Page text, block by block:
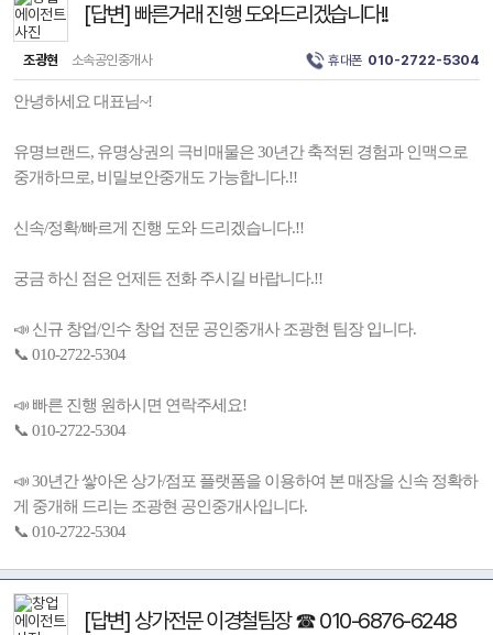
[답변] 빠른거래 진행 도와드리겠습니다!!
조광현 소속공인중개사 휴대폰 010-2722-5304
안녕하세요 대표님~!
유명브랜드, 유명상권의 극비매물은 30년간 축적된 경험과 인맥으로
중개하므로, 비밀보안중개도 가능합니다.!!
신속/정확/빠르게 진행 도와 드리겠습니다.!!
궁금 하신 점은 언제든 전화 주시길 바랍니다.!!
📣 신규 창업/인수 창업 전문 공인중개사 조광현 팀장 입니다.
📞 010-2722-5304
📣 빠른 진행 원하시면 연락주세요!
📞 010-2722-5304
📣 30년간 쌓아온 상가/점포 플랫폼을 이용하여 본 매장을 신속 정확하
게 중개해 드리는 조광현 공인중개사입니다.
📞 010-2722-5304
[답변] 상가전문 이경철팀장 ☎ 010-6876-6248